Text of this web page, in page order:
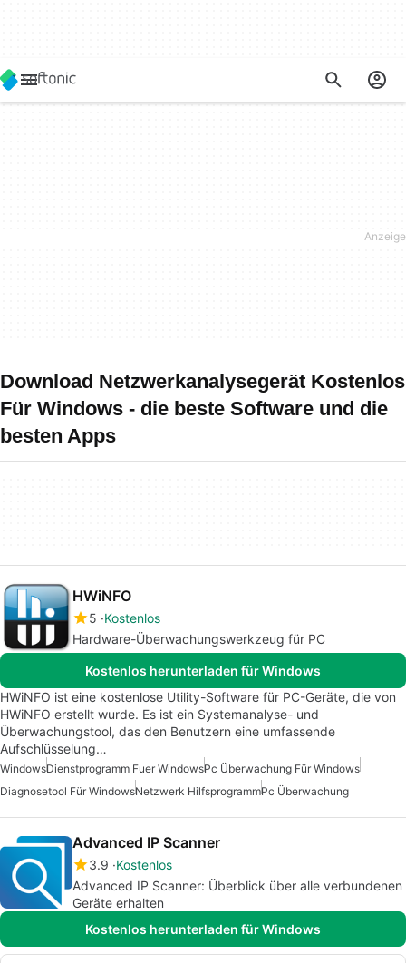
Download Netzwerkanalysegerät Kostenlos
Für Windows - die beste Software und die
besten Apps
HWiNFO
5 Kostenlos
Hardware-Überwachungswerkzeug für PC
Kostenlos herunterladen für Windows
HWiNFO ist eine kostenlose Utility-Software für PC-Geräte, die von
HWiNFO erstellt wurde. Es ist ein Systemanalyse- und
Überwachungstool, das den Benutzern eine umfassende
Aufschlüsselung…
WindowsDienstprogramm Fuer WindowsPc Überwachung Für Windows
Diagnosetool Für WindowsNetzwerk HilfsprogrammPc Überwachung
Advanced IP Scanner
3.9 Kostenlos
Advanced IP Scanner: Überblick über alle verbundenen
Geräte erhalten
Kostenlos herunterladen für Windows